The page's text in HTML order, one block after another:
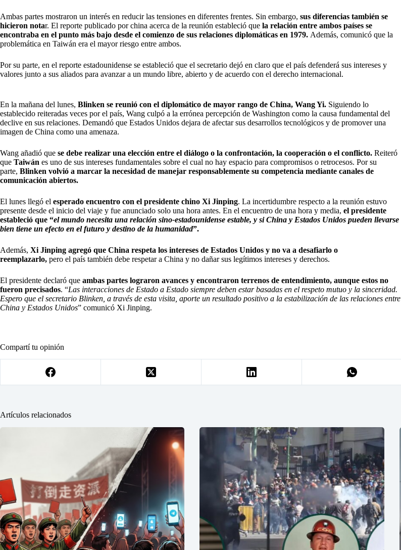
Ambas partes mostraron un interés en reducir las tensiones en diferentes frentes. Sin embargo, sus diferencias también se
hicieron notar. El reporte publicado por china acerca de la reunión estableció que la relación entre ambos países se
encontraba en el punto más bajo desde el comienzo de sus relaciones diplomáticas en 1979. Además, comunicó que la
problemática en Taiwán era el mayor riesgo entre ambos.
Por su parte, en el reporte estadounidense se estableció que el secretario dejó en claro que el país defenderá sus intereses y
valores junto a sus aliados para avanzar a un mundo libre, abierto y de acuerdo con el derecho internacional.
En la mañana del lunes, Blinken se reunió con el diplomático de mayor rango de China, Wang Yi. Siguiendo lo
establecido reiteradas veces por el país, Wang culpó a la errónea percepción de Washington como la causa fundamental del
declive en sus relaciones. Demandó que Estados Unidos dejara de afectar sus desarrollos tecnológicos y de promover una
imagen de China como una amenaza.
Wang añadió que se debe realizar una elección entre el diálogo o la confrontación, la cooperación o el conflicto. Reiteró
que Taiwán es uno de sus intereses fundamentales sobre el cual no hay espacio para compromisos o retrocesos. Por su
parte, Blinken volvió a marcar la necesidad de manejar responsablemente su competencia mediante canales de
comunicación abiertos.
El lunes llegó el esperado encuentro con el presidente chino Xi Jinping. La incertidumbre respecto a la reunión estuvo
presente desde el inicio del viaje y fue anunciado solo una hora antes. En el encuentro de una hora y media, el presidente
estableció que “el mundo necesita una relación sino-estadounidense estable, y si China y Estados Unidos pueden llevarse
bien tiene un efecto en el futuro y destino de la humanidad”.
Además, Xi Jinping agregó que China respeta los intereses de Estados Unidos y no va a desafiarlo o
reemplazarlo, pero el país también debe respetar a China y no dañar sus legítimos intereses y derechos.
El presidente declaró que ambas partes lograron avances y encontraron terrenos de entendimiento, aunque estos no
fueron precisados. “Las interacciones de Estado a Estado siempre deben estar basadas en el respeto mutuo y la sinceridad.
Espero que el secretario Blinken, a través de esta visita, aporte un resultado positivo a la estabilización de las relaciones entre
China y Estados Unidos” comunicó Xi Jinping.
Compartí tu opinión
Artículos relacionados